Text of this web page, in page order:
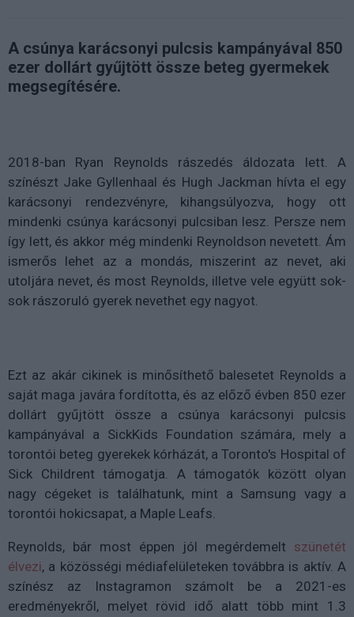
A csúnya karácsonyi pulcsis kampányával 850
ezer dollárt gyűjtött össze beteg gyermekek
megsegítésére.
2018-ban Ryan Reynolds rászedés áldozata lett. A
színészt Jake Gyllenhaal és Hugh Jackman hívta el egy
karácsonyi rendezvényre, kihangsúlyozva, hogy ott
mindenki csúnya karácsonyi pulcsiban lesz. Persze nem
így lett, és akkor még mindenki Reynoldson nevetett. Ám
ismerős lehet az a mondás, miszerint az nevet, aki
utoljára nevet, és most Reynolds, illetve vele együtt sok-
sok rászoruló gyerek nevethet egy nagyot.
Ezt az akár cikinek is minősíthető balesetet Reynolds a
saját maga javára fordította, és az előző évben 850 ezer
dollárt gyűjtött össze a csúnya karácsonyi pulcsis
kampányával a SickKids Foundation számára, mely a
torontói beteg gyerekek kórházát, a Toronto's Hospital of
Sick Childrent támogatja. A támogatók között olyan
nagy cégeket is találhatunk, mint a Samsung vagy a
torontói hokicsapat, a Maple Leafs.
Reynolds, bár most éppen jól megérdemelt szünetét
élvezi, a közösségi médiafelületeken továbbra is aktív. A
színész az Instagramon számolt be a 2021-es
eredményekről, melyet rövid idő alatt több mint 1.3